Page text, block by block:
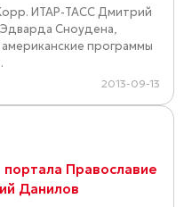
ИТАР-ТАСС Дмитрий
Сноудена,
программы
2013-09-13
Православие
Данилов